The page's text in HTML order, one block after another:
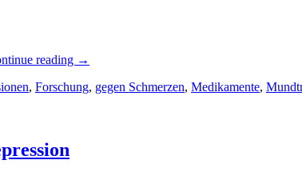
reading →
, Forschung, gegen Schmerzen, Medikamente,